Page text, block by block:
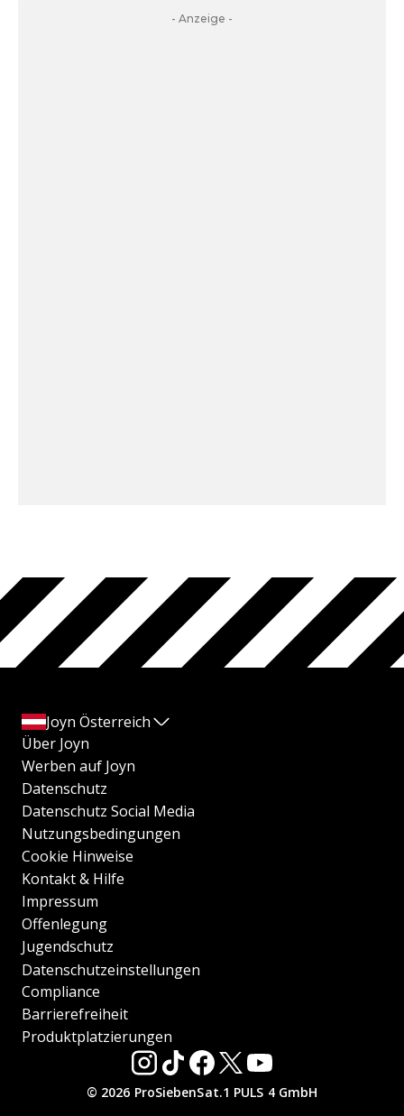
- Anzeige -
Joyn Österreich
Über Joyn
Werben auf Joyn
Datenschutz
Datenschutz Social Media
Nutzungsbedingungen
Cookie Hinweise
Kontakt & Hilfe
Impressum
Offenlegung
Jugendschutz
Datenschutzeinstellungen
Compliance
Barrierefreiheit
Produktplatzierungen
© 2026 ProSiebenSat.1 PULS 4 GmbH